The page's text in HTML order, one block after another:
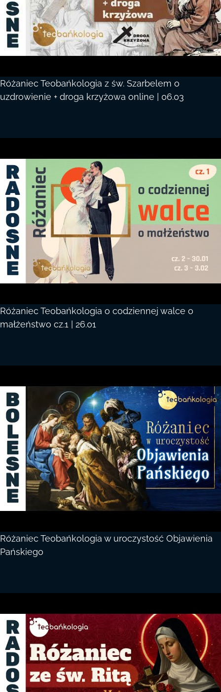
Różaniec Teobańkologia z św. Szarbelem o
uzdrowienie + droga krzyżowa online | 06.03
Różaniec Teobańkologia o codziennej walce o
małżeństwo cz.1 | 26.01
Różaniec Teobańkologia w uroczystość Objawienia
Pańskiego